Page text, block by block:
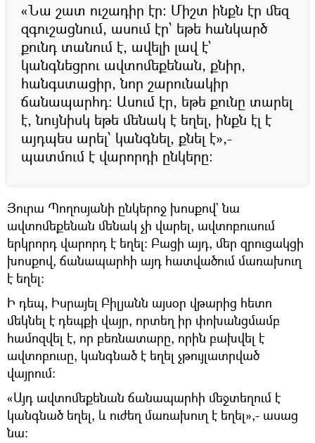
«Նա շատ ուշադիր էր: Միշտ ինքն էր մեզ
զգուշացնում, ասում էր՝ եթե հանկարծ
քունդ տանում է, ավելի լավ է`
կանգնեցրու ավտոմեքենան, քնիր,
հանգստացիր, նոր շարունակիր
ճանապարհդ: Ասում էր, եթե քունը տարել
է, նույնիսկ եթե մենակ է եղել, ինքն էլ է
այդպես արել՝ կանգնել, քնել է»,-
պատմում է վարորդի ընկերը:
Յուրա Պողոսյանի ընկերոջ խոսքով` նա
ավտոմեքենան մենակ չի վարել, ավտոբուսում
երկրորդ վարորդ է եղել: Բացի այդ, մեր զրուցակցի
խոսքով, ճանապարհի այդ հատվածում մառախուղ
է եղել:
Ի դեպ, Իսրայել Բիլյանն այսօր վթարից հետո
մեկնել է դեպքի վայր, որտեղ իր փոխանցմամբ
համոզվել է, որ բեռնատարը, որին բախվել է
ավտոբուսը, կանգնած է եղել չթույլատրված
վայրում:
«Այդ ավտոմեքենան ճանապարհի մեջտեղում է
կանգնած եղել, և ուժեղ մառախուղ է եղել»,- ասաց
նա: